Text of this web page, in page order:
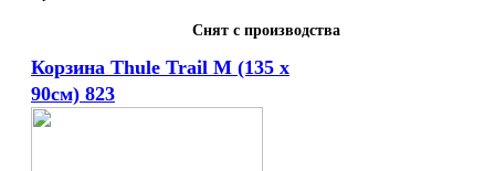
Снят с производства
Корзина Thule Trail M (135 х
90см) 823